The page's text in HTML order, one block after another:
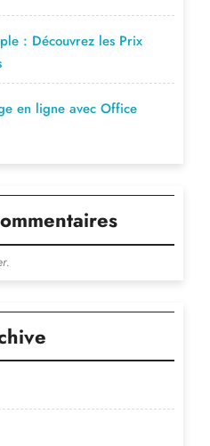
: Découvrez les Prix
en ligne avec Office